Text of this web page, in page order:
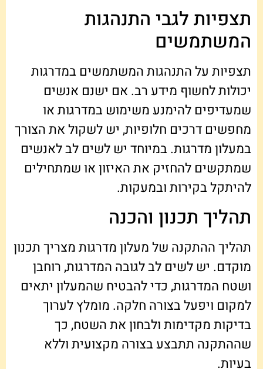
תצפיות לגבי התנהגות
המשתמשים
תצפיות על התנהגות המשתמשים במדרגות
יכולות לחשוף מידע רב. אם ישנם אנשים
שמעדיפים להימנע משימוש במדרגות או
מחפשים דרכים חלופיות, יש לשקול את הצורך
במעלון מדרגות. במיוחד יש לשים לב לאנשים
שמתקשים להחזיק את האיזון או שמתחילים
להיתקל בקירות ובמעקות.
תהליך תכנון והכנה
תהליך ההתקנה של מעלון מדרגות מצריך תכנון
מוקדם. יש לשים לב לגובה המדרגות, רוחבן
ושטח המדרגות, כדי להבטיח שהמעלון יתאים
למקום ויפעל בצורה חלקה. מומלץ לערוך
בדיקות מקדימות ולבחון את השטח, כך
שההתקנה תתבצע בצורה מקצועית וללא
בעיות.